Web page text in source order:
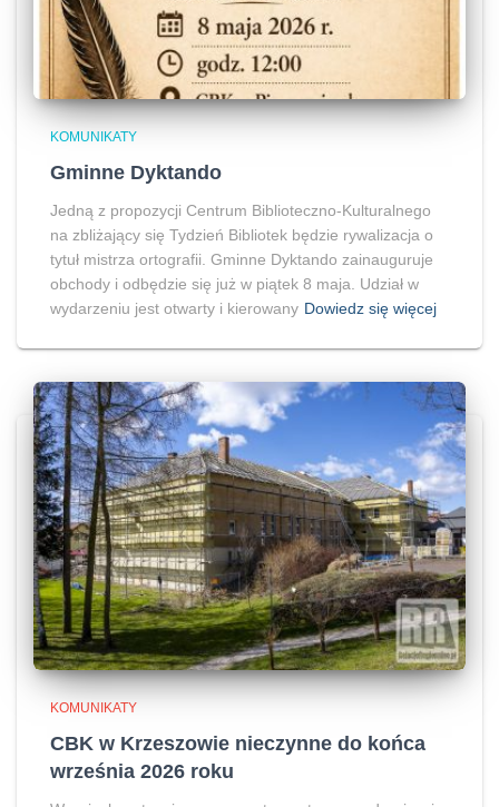
KOMUNIKATY
Gminne Dyktando
Jedną z propozycji Centrum Biblioteczno-Kulturalnego
na zbliżający się Tydzień Bibliotek będzie rywalizacja o
tytuł mistrza ortografii. Gminne Dyktando zainauguruje
obchody i odbędzie się już w piątek 8 maja. Udział w
wydarzeniu jest otwarty i kierowany Dowiedz się więcej
KOMUNIKATY
CBK w Krzeszowie nieczynne do końca
września 2026 roku